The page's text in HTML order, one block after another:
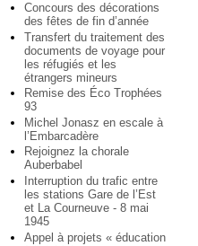
Concours des décorations
des fêtes de fin d’année
Transfert du traitement des
documents de voyage pour
les réfugiés et les
étrangers mineurs
Remise des Éco Trophées
93
Michel Jonasz en escale à
l’Embarcadère
Rejoignez la chorale
Auberbabel
Interruption du trafic entre
les stations Gare de l’Est
et La Courneuve - 8 mai
1945
Appel à projets « éducation